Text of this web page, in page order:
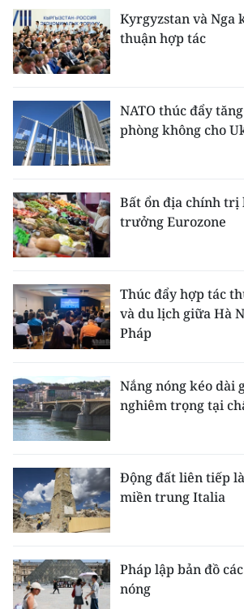
Kyrgyzstan và Nga
thuận hợp tác
NATO thúc đẩy
phòng không cho
Bất ổn địa chính trị
trưởng Eurozone
Thúc đẩy hợp tác
và du lịch giữa Hà
Pháp
Nắng nóng kéo dài
nghiêm trọng tại
Động đất liên tiếp
miền trung Italia
Pháp lập bản đồ
nóng